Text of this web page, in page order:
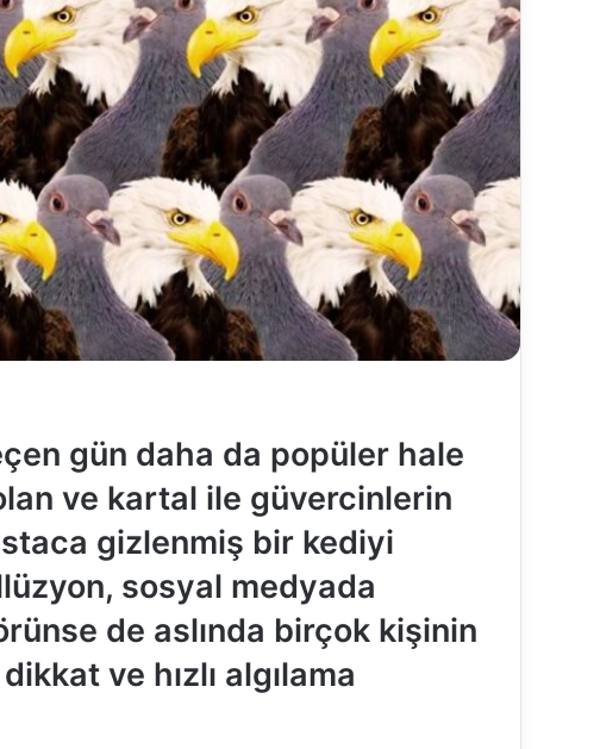
gün daha da popüler hale
ve kartal ile güvercinlerin
gizlenmiş bir kediyi
sosyal medyada
de aslında birçok kişinin
ve hızlı algılama